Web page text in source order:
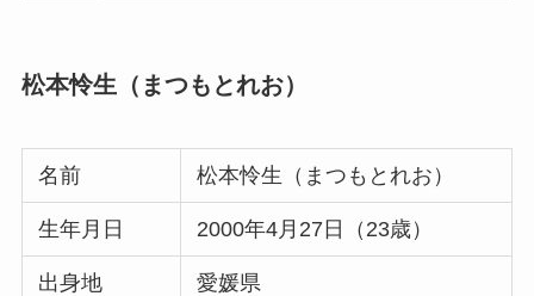
松本怜生（まつもとれお）
名前 松本怜生（まつもとれお）
生年月日 2000年4月27日（23歳）
出身地 愛媛県